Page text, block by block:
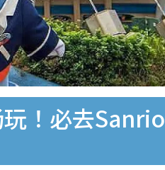
！必去Sanrio